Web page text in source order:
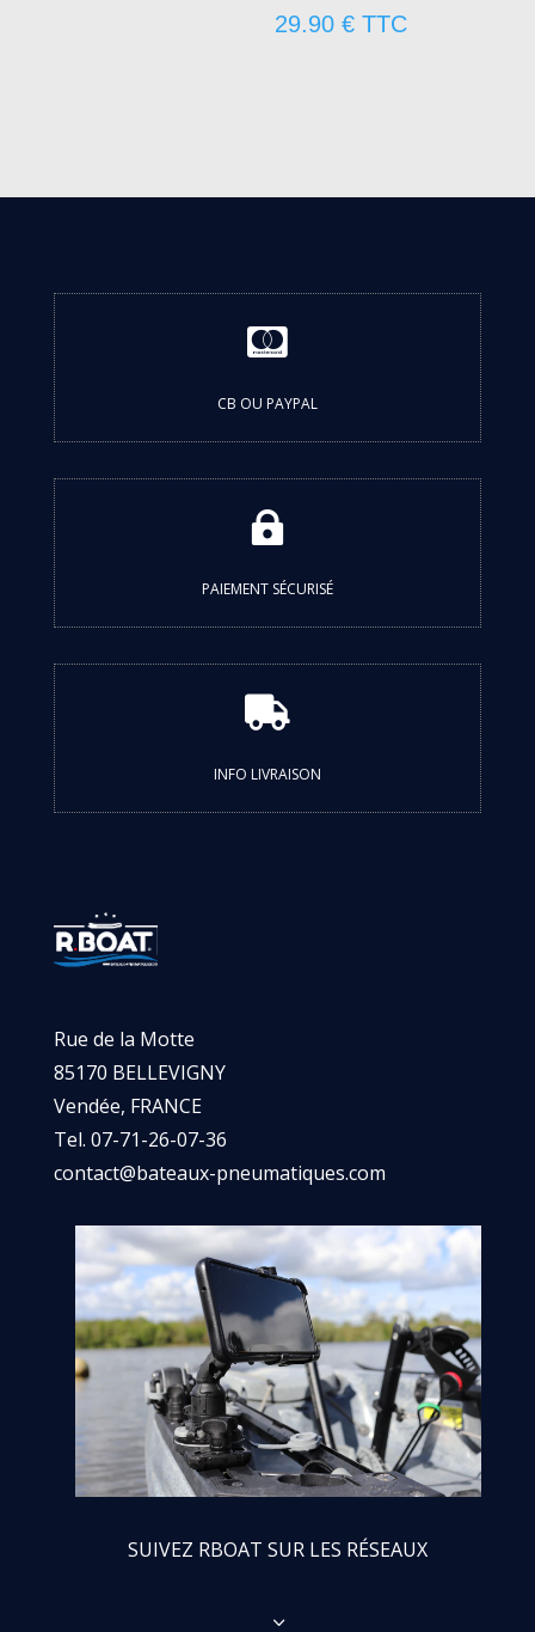
29.90€ TTC

CB OU PAYPAL

PAIEMENT SÉCURISÉ

INFO LIVRAISON
Rue de la Motte
85170 BELLEVIGNY
Vendée, FRANCE
Tel. 07-71-26-07-36
contact@bateaux-pneumatiques.com
SUIVEZ RBOAT SUR LES RÉSEAUX
3